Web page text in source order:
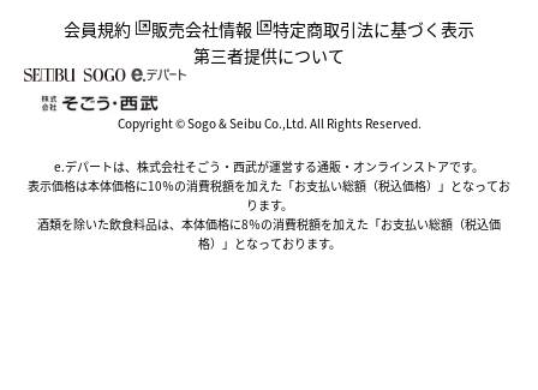
会員規約 販売会社情報
特定商取引法に基づく表示
第三者提供について
Copyright © Sogo & Seibu Co.,Ltd. All Rights Reserved.
e.デパートは、株式会社そごう・西武が運営する通販・オンラインストアです。
表示価格は本体価格に10％の消費税額を加えた「お支払い総額（税込価格）」となってお
ります。
酒類を除いた飲食料品は、本体価格に8％の消費税額を加えた「お支払い総額（税込価
格）」となっております。